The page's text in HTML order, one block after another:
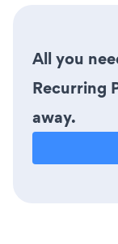
All you
Recurring
away.